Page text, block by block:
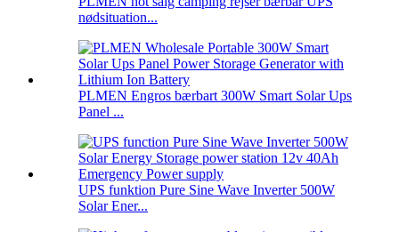
nødsituation...
PLMEN Engros bærbart 300W Smart Solar Ups
Panel ...
UPS funktion Pure Sine Wave Inverter 500W
Solar Ener...